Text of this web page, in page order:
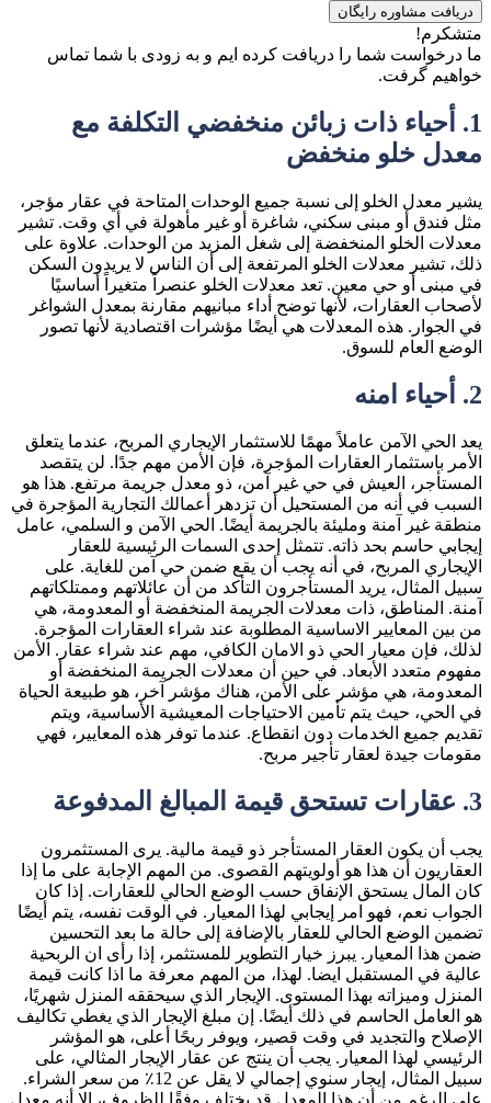
دریافت مشاوره رایگان
متشکرم!
ما درخواست شما را دریافت کرده ایم و به زودی با شما تماس
خواهیم گرفت.
1.
أحياء ذات زبائن منخفضي التكلفة مع
معدل خلو منخفض
يشير معدل الخلو إلى نسبة جميع الوحدات المتاحة في عقار مؤجر،
مثل فندق أو مبنى سكني، شاغرة أو غير مأهولة في أي وقت. تشير
معدلات الخلو المنخفضة إلى شغل المزيد من الوحدات. علاوة على
ذلك، تشير معدلات الخلو المرتفعة إلى أن الناس لا يريدون السكن
في مبنى أو حي معين. تعد معدلات الخلو عنصراً متغيراً أساسيًا
لأصحاب العقارات، لأنها توضح أداء مبانيهم مقارنة بمعدل الشواغر
في الجوار. هذه المعدلات هي أيضًا مؤشرات اقتصادية لأنها تصور
الوضع العام للسوق.
2. أحياء امنه
يعد الحي الآمن عاملاً مهمًا للاستثمار الإيجاري المربح، عندما يتعلق
الأمر باستثمار العقارات المؤجرة، فإن الأمن مهم جدًا. لن يتقصد
المستأجر، العيش في حي غير آمن، ذو معدل جريمة مرتفع. هذا هو
السبب في أنه من المستحيل أن تزدهر أعمالك التجارية المؤجرة في
منطقة غير آمنة ومليئة بالجريمة أيضًا. الحي الآمن و السلمي، عامل
إيجابي حاسم بحد ذاته. تتمثل إحدى السمات الرئيسية للعقار
الإيجاري المربح، في أنه يجب أن يقع ضمن حي آمن للغاية. على
سبيل المثال، يريد المستأجرون التأكد من أن عائلاتهم وممتلكاتهم
آمنة. المناطق، ذات معدلات الجريمة المنخفضة أو المعدومة، هي
من بين المعايير الاساسية المطلوبة عند شراء العقارات المؤجرة.
لذلك، فإن معيار الحي ذو الامان الكافي، مهم عند شراء عقار. الأمن
مفهوم متعدد الأبعاد. في حين أن معدلات الجريمة المنخفضة أو
المعدومة، هي مؤشر على الأمن، هناك مؤشر آخر، هو طبيعة الحياة
في الحي، حيث يتم تأمين الاحتياجات المعيشية الأساسية، ويتم
تقديم جميع الخدمات دون انقطاع. عندما توفر هذه المعايير، فهي
مقومات جيدة لعقار تأجير مربح.
3. عقارات تستحق قيمة المبالغ المدفوعة
يجب أن يكون العقار المستأجر ذو قيمة مالية. يرى المستثمرون
العقاريون أن هذا هو أولويتهم القصوى. من المهم الإجابة على ما إذا
كان المال يستحق الإنفاق حسب الوضع الحالي للعقارات. إذا كان
الجواب نعم، فهو امر إيجابي لهذا المعيار. في الوقت نفسه، يتم أيضًا
تضمين الوضع الحالي للعقار بالإضافة إلى حالة ما بعد التحسين
ضمن هذا المعيار. يبرز خيار التطوير للمستثمر، إذا رأى ان الربحية
عالية في المستقبل ايضا. لهذا، من المهم معرفة ما اذا كانت قيمة
المنزل وميزاته بهذا المستوى. الإيجار الذي سيحققه المنزل شهريًا،
هو العامل الحاسم في ذلك أيضًا. إن مبلغ الإيجار الذي يغطي تكاليف
الإصلاح والتجديد في وقت قصير، ويوفر ربحًا أعلى، هو المؤشر
الرئيسي لهذا المعيار. يجب أن ينتج عن عقار الإيجار المثالي، على
سبيل المثال، إيجار سنوي إجمالي لا يقل عن 12٪ من سعر الشراء.